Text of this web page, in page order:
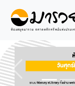
Previous